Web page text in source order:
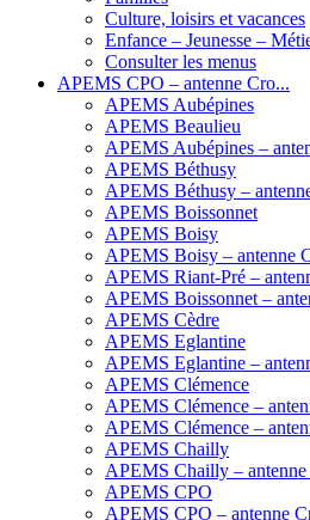
Culture, loisirs et vacances
Enfance – Jeunesse –
Consulter les menus
APEMS CPO – antenne Cro...
APEMS Aubépines
APEMS Beaulieu
APEMS Aubépines –
APEMS Béthusy
APEMS Béthusy –
APEMS Boissonnet
APEMS Boisy
APEMS Boisy – antenne
APEMS Riant-Pré –
APEMS Boissonnet –
APEMS Cèdre
APEMS Eglantine
APEMS Eglantine –
APEMS Clémence
APEMS Clémence –
APEMS Clémence –
APEMS Chailly
APEMS Chailly – antenne
APEMS CPO
APEMS CPO – antenne